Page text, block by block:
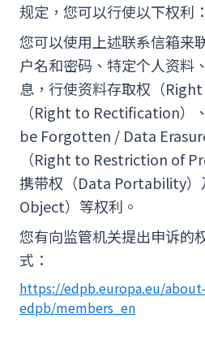
规定，您可以行使以下权利：
您可以使用上述联系信箱来
户名和密码、特定个人资料
息，行使资料存取权（
（Right to Rectification）
be Forgotten / Data
（Right to Restriction of
携带权（Data Portability
Object）等权利。
您有向监管机关提出申诉的
式：
https://edpb.europa.eu/
edpb/members_en